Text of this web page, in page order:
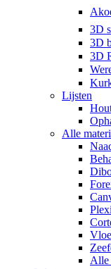
3D
3D
3D
Lijsten
Alle
Alle